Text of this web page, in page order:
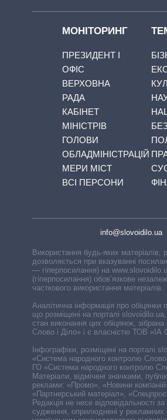
МОНІТОРИНГ
ПРЕЗИДЕНТ І
ОФІС
ВЕРХОВНА
РАДА
КАБІНЕТ
МІНІСТРІВ
ГОЛОВИ
ОБЛАДМІНІСТРАЦІЙ
МЕРИ МІСТ
ВСІ ПЕРСОНИ
info@slovoidilo.ua
Використання будь-яких матеріалів,
дозволяється при вказуванні
— гіперпосилання) на
(гіперпосилання) обов’язкове
часткового використання матеріалів.
Аналітична інформація про обіцянки
що розміщені на порталі slovoidilo.ua,
стан виконання цих обіцянок,
Слово і Діло» і є власністю ТОВ «ІА
Інфографіки, розміщені на порталі
«Система народного контролю Слово
ГО «Система народного контролю
Матеріали, відмічені значками,
реклами: «Промо», «Новини
«Партнерський матеріал»,
Редакція не несе відповідальності
судження, оприлюднені у рекламних